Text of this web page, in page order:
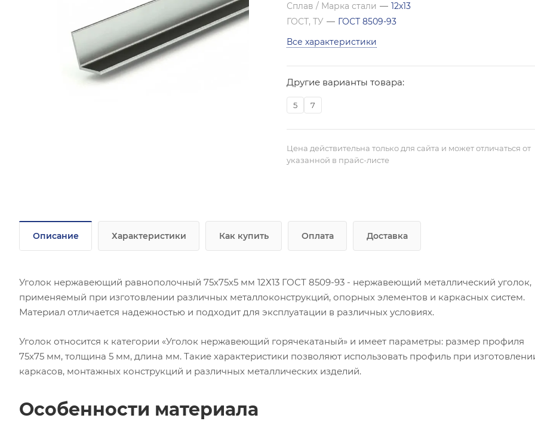
Сплав / Марка стали — 12х13
ГОСТ, ТУ — ГОСТ 8509-93
Все характеристики
Другие варианты товара:
5 7
Цена действительна только для сайта и может отличаться от
указанной в прайс-листе
Описание Характеристики Как купить Оплата Доставка
Уголок нержавеющий равнополочный 75х75х5 мм 12Х13 ГОСТ 8509-93 - нержавеющий металлический уголок,
применяемый при изготовлении различных металлоконструкций, опорных элементов и каркасных систем.
Материал отличается надежностью и подходит для эксплуатации в различных условиях.
Уголок относится к категории «Уголок нержавеющий горячекатаный» и имеет параметры: размер профиля
75х75 мм, толщина 5 мм, длина мм. Такие характеристики позволяют использовать профиль при
каркасов, монтажных конструкций и различных металлических изделий.
Особенности материала